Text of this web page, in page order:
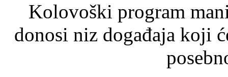
Kolovoški program
donosi niz događaja koji